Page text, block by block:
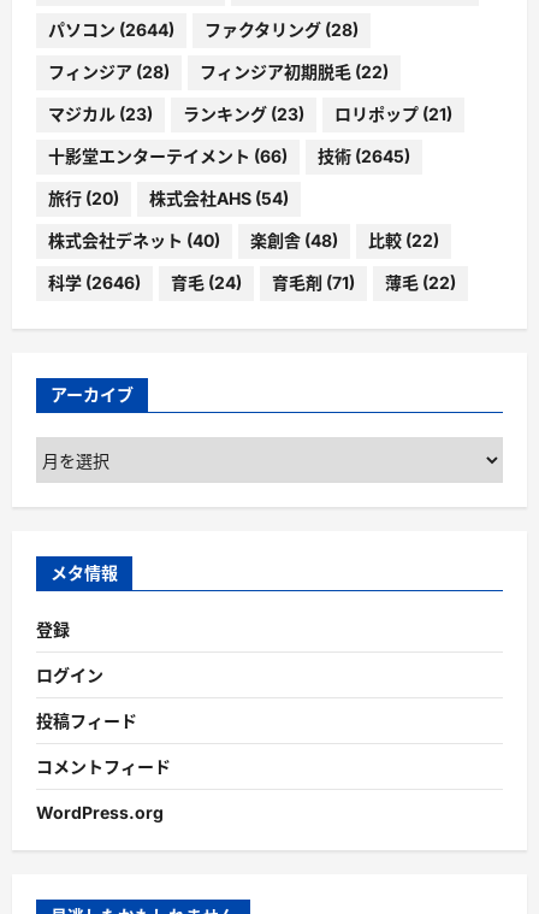
パソコン (2644) ファクタリング (28)
フィンジア (28) フィンジア初期脱毛 (22)
マジカル (23) ランキング (23) ロリポップ (21)
十影堂エンターテイメント (66) 技術 (2645)
旅行 (20) 株式会社AHS (54)
株式会社デネット (40) 楽創舎 (48) 比較 (22)
科学 (2646) 育毛 (24) 育毛剤 (71) 薄毛 (22)
アーカイブ
ア
ー
カ
ブ
メタ情報
登録
ログイン
投稿フィード
コメントフィード
WordPress.org